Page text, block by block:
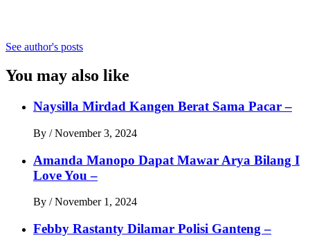
See author's posts
You may also like
Naysilla Mirdad Kangen Berat Sama Pacar –
By / November 3, 2024
Amanda Manopo Dapat Mawar Arya Bilang I
Love You –
By / November 1, 2024
Febby Rastanty Dilamar Polisi Ganteng –